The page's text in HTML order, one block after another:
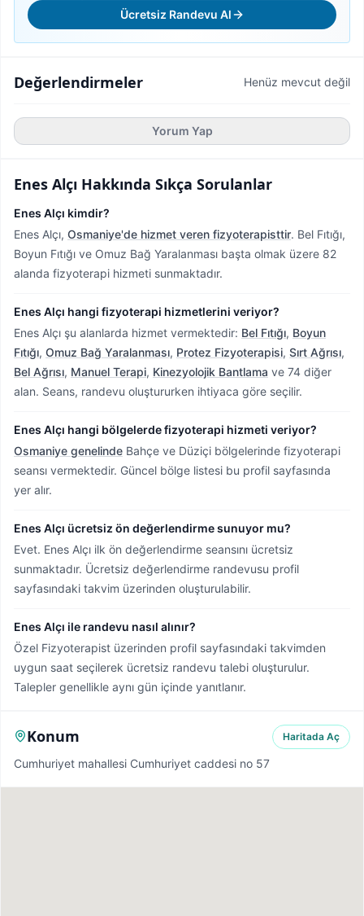
Ücretsiz Randevu Al
Değerlendirmeler Henüz mevcut değil
Yorum Yap
Enes Alçı Hakkında Sıkça Sorulanlar
Enes Alçı kimdir?
Enes Alçı, Osmaniye'de hizmet veren fizyoterapisttir. Bel Fıtığı,
Boyun Fıtığı ve Omuz Bağ Yaralanması başta olmak üzere 82
alanda fizyoterapi hizmeti sunmaktadır.
Enes Alçı hangi fizyoterapi hizmetlerini veriyor?
Enes Alçı şu alanlarda hizmet vermektedir: Bel Fıtığı, Boyun
Fıtığı, Omuz Bağ Yaralanması, Protez Fizyoterapisi, Sırt Ağrısı,
Bel Ağrısı, Manuel Terapi, Kinezyolojik Bantlama ve 74 diğer
alan. Seans, randevu oluştururken ihtiyaca göre seçilir.
Enes Alçı hangi bölgelerde fizyoterapi hizmeti veriyor?
Osmaniye genelinde Bahçe ve Düziçi bölgelerinde fizyoterapi
seansı vermektedir. Güncel bölge listesi bu profil sayfasında
yer alır.
Enes Alçı ücretsiz ön değerlendirme sunuyor mu?
Evet. Enes Alçı ilk ön değerlendirme seansını ücretsiz
sunmaktadır. Ücretsiz değerlendirme randevusu profil
sayfasındaki takvim üzerinden oluşturulabilir.
Enes Alçı ile randevu nasıl alınır?
Özel Fizyoterapist üzerinden profil sayfasındaki takvimden
uygun saat seçilerek ücretsiz randevu talebi oluşturulur.
Talepler genellikle aynı gün içinde yanıtlanır.
Konum
Cumhuriyet mahallesi Cumhuriyet caddesi no 57
Haritada Aç